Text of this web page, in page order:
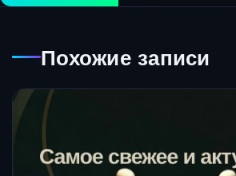
Похожие записи